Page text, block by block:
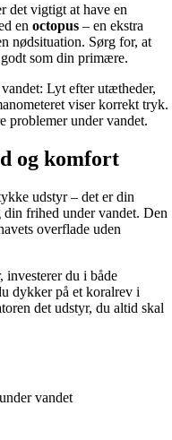
det vigtigt at have en
en octopus – en ekstra
nødsituation. Sørg for, at
som din primære.
Lyt efter utætheder,
viser korrekt tryk.
problemer under vandet.
og komfort
udstyr – det er din
frihed under vandet. Den
overflade uden
investerer du i både
dykker på et koralrev i
det udstyr, du altid skal
vandet